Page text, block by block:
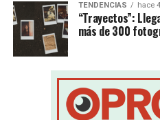
TENDENCIAS hace
“Trayectos”:
más de 300